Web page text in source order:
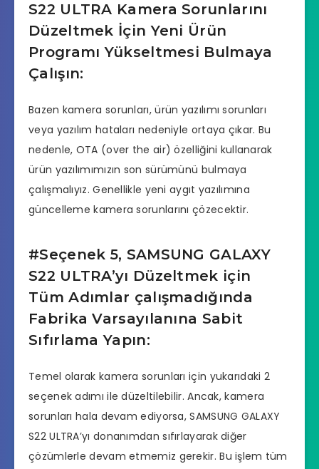
S22 ULTRA Kamera Sorunlarını
Düzeltmek İçin Yeni Ürün
Programı Yükseltmesi Bulmaya
Çalışın:
Bazen kamera sorunları, ürün yazılımı sorunları
veya yazılım hataları nedeniyle ortaya çıkar. Bu
nedenle, OTA (over the air) özelliğini kullanarak
ürün yazılımımızın son sürümünü bulmaya
çalışmalıyız. Genellikle yeni aygıt yazılımına
güncelleme kamera sorunlarını çözecektir.
#Seçenek 5, SAMSUNG GALAXY
S22 ULTRA’yı Düzeltmek için
Tüm Adımlar çalışmadığında
Fabrika Varsayılanına Sabit
Sıfırlama Yapın:
Temel olarak kamera sorunları için yukarıdaki 2
seçenek adımı ile düzeltilebilir. Ancak, kamera
sorunları hala devam ediyorsa, SAMSUNG GALAXY
S22 ULTRA’yı donanımdan sıfırlayarak diğer
çözümlerle devam etmemiz gerekir. Bu işlem tüm